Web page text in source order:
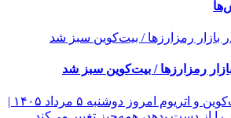
بازار رمزارزها / بیت‌کوین سبز شد